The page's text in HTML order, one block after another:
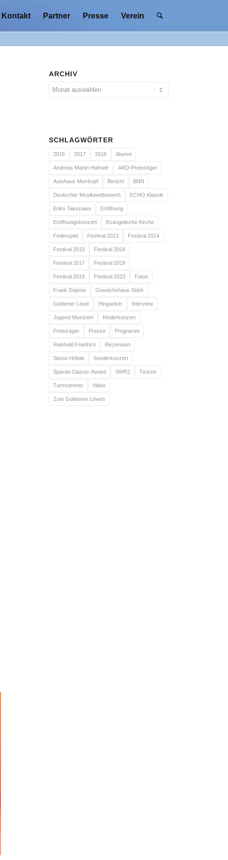
Kontakt Partner Presse Verein
ARCHIV
SCHLAGWÖRTER
2015 2017 2018 Alumni
Andreas Martin Hofmeir ARD-Preisträger
Autohaus Morrkopf Bericht BNN
Deutscher Musikwettbewerb ECHO Klassik
Eriko Takezawa Eröffnung
Eröffnungskonzert Evangelische Kirche
Federspiel Festival 2013 Festival 2014
Festival 2015 Festival 2016
Festival 2017 Festival 2018
Festival 2019 Festival 2023 Fotos
Frank Düpree Gewächshaus Stärk
Goldener Löwe Hingucker Interview
Jugend Musiziert Kinderkonzert
Preisträger Presse Programm
Reinhold Friedrich Rezension
Simon Höfele Sonderkonzert
Sparda Classic-Award SWR2 Tickets
Turmzimmer Video
Zum Goldenen Löwen